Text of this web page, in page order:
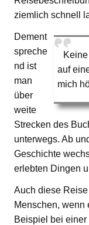
ziemlich schnell
auf
mich
Dement
spreche
nd ist
man
über
weite
Strecken des
unterwegs. Ab
Geschichte
erlebten Dingen
Auch diese
Menschen, wenn
Beispiel bei